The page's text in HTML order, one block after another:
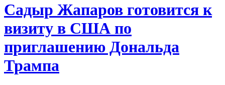
Садыр Жапаров готовится к
визиту в США по
приглашению Дональда
Трампа